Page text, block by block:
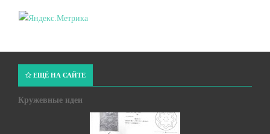
ЕЩЁ НА САЙТЕ
Кружевные идеи